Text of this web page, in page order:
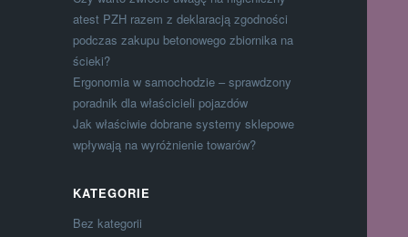
atest PZH razem z deklaracją zgodności
podczas zakupu betonowego zbiornika na
ścieki?
Ergonomia w samochodzie – sprawdzony
poradnik dla właścicieli pojazdów
Jak właściwie dobrane systemy sklepowe
wpływają na wyróżnienie towarów?
KATEGORIE
Bez kategorii